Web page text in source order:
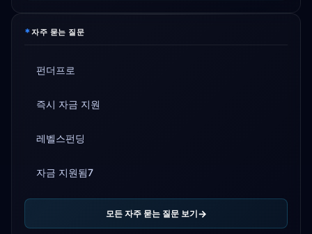
*자주 묻는 질문
펀더프로
즉시 자금 지원
레벨스펀딩
자금 지원됨7
모든 자주 묻는 질문 보기